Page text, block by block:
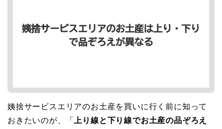
姨捨サービスエリアのお土産を買いに行く前に知って
おきたいのが、「
上り線と下り線でお土産の品ぞろえ